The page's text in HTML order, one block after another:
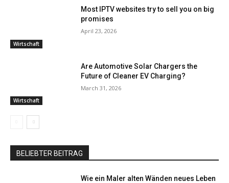
Wirtschaft
Most IPTV websites try to sell you on big
promises
April 23, 2026
Wirtschaft
Are Automotive Solar Chargers the
Future of Cleaner EV Charging?
March 31, 2026
BELIEBTER BEITRAG
Wie ein Maler alten Wänden neues Leben